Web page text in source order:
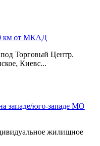
км от МКАД
Торговый Центр.
Киевс...
западе/юго‑западе МО
жилищное